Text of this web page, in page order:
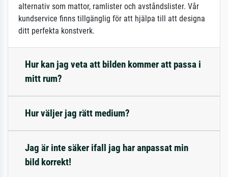
alternativ som mattor, ramlister och avståndslister. Vår
kundservice finns tillgänglig för att hjälpa till att designa
ditt perfekta konstverk.
Hur kan jag veta att bilden kommer att passa i
mitt rum?
Hur väljer jag rätt medium?
Jag är inte säker ifall jag har anpassat min
bild korrekt!